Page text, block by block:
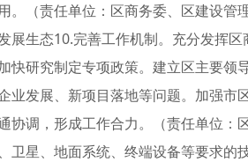
。（责任单位：区商务委、区建设
展生态10.完善工作机制。充分发挥
快研究制定专项政策。建立区主要领
业发展、新项目落地等问题。加强
协调，形成工作合力。（责任单位
卫星、地面系统、终端设备等要求